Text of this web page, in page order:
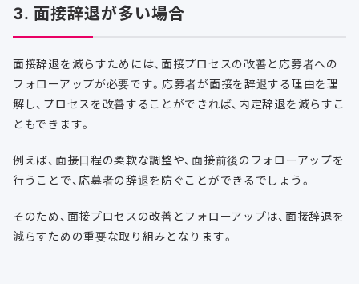
3. 面接辞退が多い場合
面接辞退を減らすためには、面接プロセスの改善と応募者への
フォローアップが必要です。応募者が面接を辞退する理由を理
解し、プロセスを改善することができれば、内定辞退を減らすこ
ともできます。
例えば、面接日程の柔軟な調整や、面接前後のフォローアップを
行うことで、応募者の辞退を防ぐことができるでしょう。
そのため、面接プロセスの改善とフォローアップは、面接辞退を
減らすための重要な取り組みとなります。